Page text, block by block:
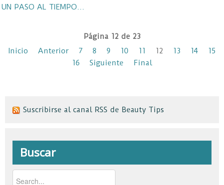
UN PASO AL TIEMPO...
Página 12 de 23
Inicio
Anterior 7 8 9 10 11 12 13 14
15
16
Siguiente Final
Suscribirse al canal RSS de Beauty Tips
Buscar